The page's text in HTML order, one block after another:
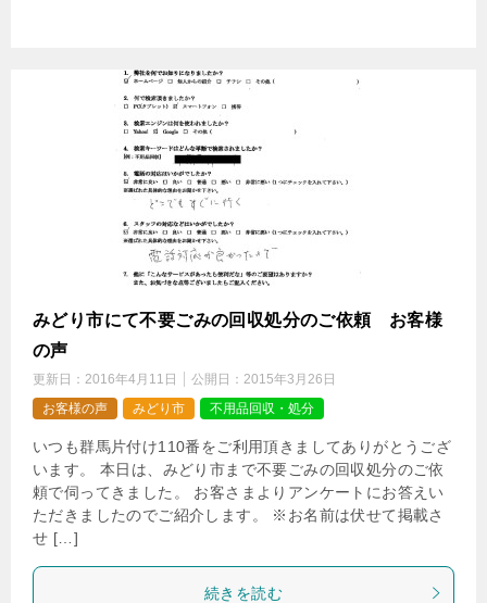
みどり市にて不要ごみの回収処分のご依頼 お客様
の声
更新日： 2016年4月11日 公開日： 2015年3月26日
お客様の声
みどり市 不用品回収・処分
いつも群馬片付け110番をご利用頂きましてありがとうござ
います。 本日は、みどり市まで不要ごみの回収処分のご依
頼で伺ってきました。 お客さまよりアンケートにお答えい
ただきましたのでご紹介します。 ※お名前は伏せて掲載さ
せ […]
続きを読む